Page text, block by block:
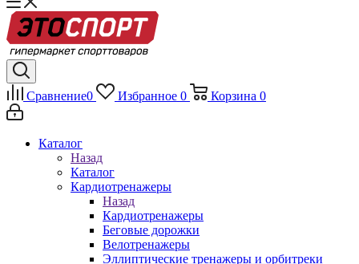
Сравнение0 Избранное 0 Корзина 0
Каталог
Назад
Каталог
Кардиотренажеры
Назад
Кардиотренажеры
Беговые дорожки
Велотренажеры
Эллиптические тренажеры и орбитреки